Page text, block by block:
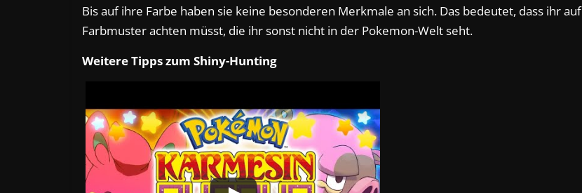
Bis auf ihre Farbe haben sie keine besonderen Merkmale an sich. Das bedeutet, dass ihr auf
Farbmuster achten müsst, die ihr sonst nicht in der Pokemon-Welt seht.
Weitere Tipps zum Shiny-Hunting